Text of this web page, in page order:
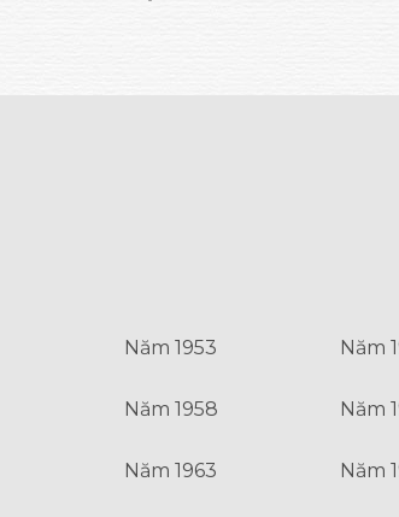
Năm 1953 Năm
Năm 1958 Năm
Năm 1963 Năm